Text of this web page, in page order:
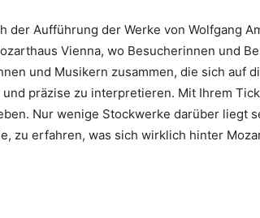
der Aufführung der Werke von Wolfgang
Vienna, wo Besucherinnen und
und Musikern zusammen, die sich auf
präzise zu interpretieren. Mit Ihrem
Nur wenige Stockwerke darüber liegt
zu erfahren, was sich wirklich hinter